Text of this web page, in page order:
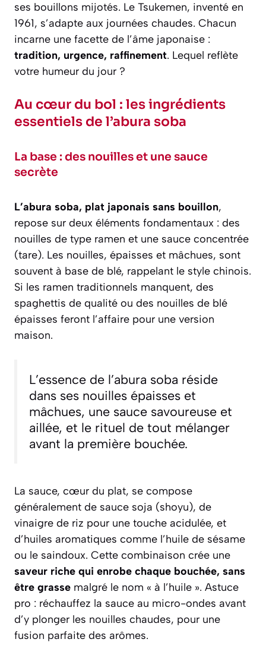
ses bouillons mijotés. Le Tsukemen, inventé en
1961, s’adapte aux journées chaudes. Chacun
incarne une facette de l’âme japonaise :
tradition, urgence, raffinement. Lequel reflète
votre humeur du jour ?
Au cœur du bol : les ingrédients
essentiels de l’abura soba
La base : des nouilles et une sauce
secrète
L’abura soba, plat japonais sans bouillon,
repose sur deux éléments fondamentaux : des
nouilles de type ramen et une sauce concentrée
(tare). Les nouilles, épaisses et mâchues, sont
souvent à base de blé, rappelant le style chinois.
Si les ramen traditionnels manquent, des
spaghettis de qualité ou des nouilles de blé
épaisses feront l’affaire pour une version
maison.
L’essence de l’abura soba réside
dans ses nouilles épaisses et
mâchues, une sauce savoureuse et
aillée, et le rituel de tout mélanger
avant la première bouchée.
La sauce, cœur du plat, se compose
généralement de sauce soja (shoyu), de
vinaigre de riz pour une touche acidulée, et
d’huiles aromatiques comme l’huile de sésame
ou le saindoux. Cette combinaison crée une
saveur riche qui enrobe chaque bouchée, sans
être grasse malgré le nom « à l’huile ». Astuce
pro : réchauffez la sauce au micro-ondes avant
d’y plonger les nouilles chaudes, pour une
fusion parfaite des arômes.